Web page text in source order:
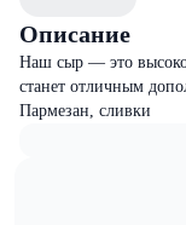
Описание
Наш сыр — это
станет отличным
Пармезан, сливки